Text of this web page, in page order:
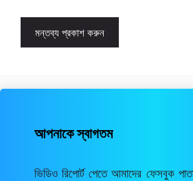
আপনাকে স্বাগতম
ভিডিও রিপোর্ট পেতে আমাদের ফেসবুক